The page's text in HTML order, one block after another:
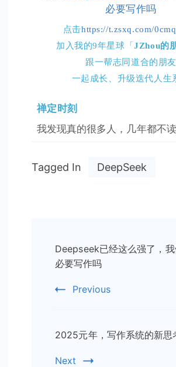
必要写作吗
点击https://t.zsxq.com/
加入我的9年星球「JZhou的
跟一帮志同道合的朋友
一起成长、升级迭代人生
禅定时刻
我发现真的很多人，几年都不读
Tagged In DeepSeek
Navigation
Deepseek已经这么强了，
必要写作吗
Previous
2025元年，写作系统的新思
Next